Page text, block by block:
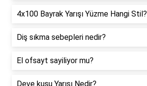
4x100 Bayrak Yarışı Yüzme Hangi Stil?
Diş sıkma sebepleri nedir?
El ofsayt sayiliyor mu?
Deve kuşu Yarışı Nedir?